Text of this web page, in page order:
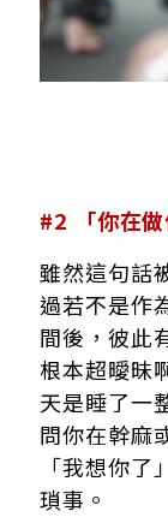
#2 「你在做
雖然這句話
過若不是作
間後，彼此
根本超曖昧
天是睡了一
問你在幹麻
「我想你
瑣事。